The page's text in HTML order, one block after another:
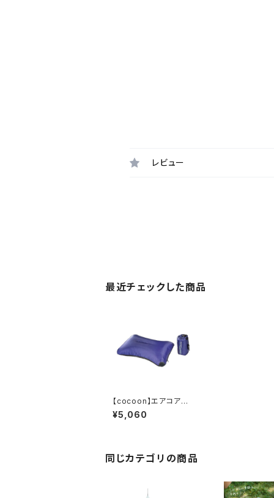
レビュー
最近チェックした商品
【cocoon】エアコアピ
ロー マイクロライトV3
¥5,060
同じカテゴリの商品